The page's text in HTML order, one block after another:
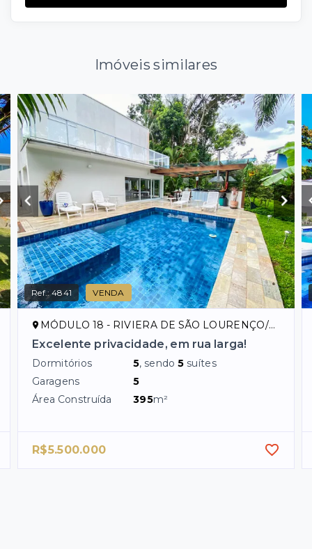
Imóveis similares
Ref.:4841 VENDA
MÓDULO 18 - RIVIERA DE SÃO LOURENÇO/SP
Excelente privacidade, em rua larga!
Dormitórios 5, sendo5 suítes
Garagens
5
Área Construída
395m²
R$5.500.000